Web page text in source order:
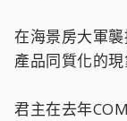
在海景房大軍
產品同質化的
君主在去年